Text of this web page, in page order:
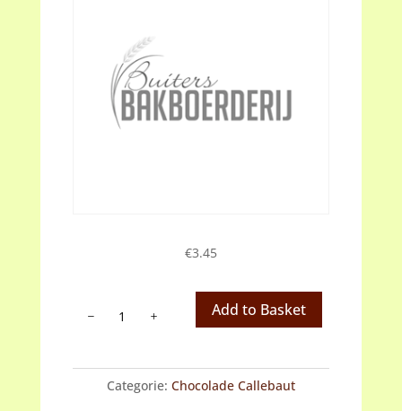
€3.45
Add to Basket
Categorie: Chocolade Callebaut